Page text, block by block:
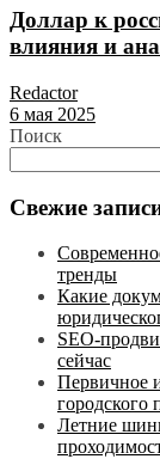
Доллар к
влияния и
Redactor
6 мая 2025
Поиск
Свежие
тренды
Какие
SEO-
сейчас
Первичное
городского
Летние